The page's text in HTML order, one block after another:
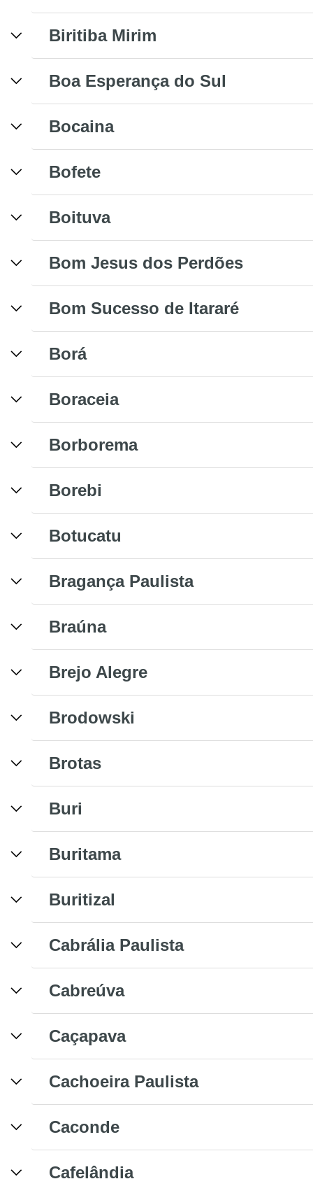
Biritiba Mirim
Boa Esperança do Sul
Bocaina
Bofete
Boituva
Bom Jesus dos Perdões
Bom Sucesso de Itararé
Borá
Boraceia
Borborema
Borebi
Botucatu
Bragança Paulista
Braúna
Brejo Alegre
Brodowski
Brotas
Buri
Buritama
Buritizal
Cabrália Paulista
Cabreúva
Caçapava
Cachoeira Paulista
Caconde
Cafelândia